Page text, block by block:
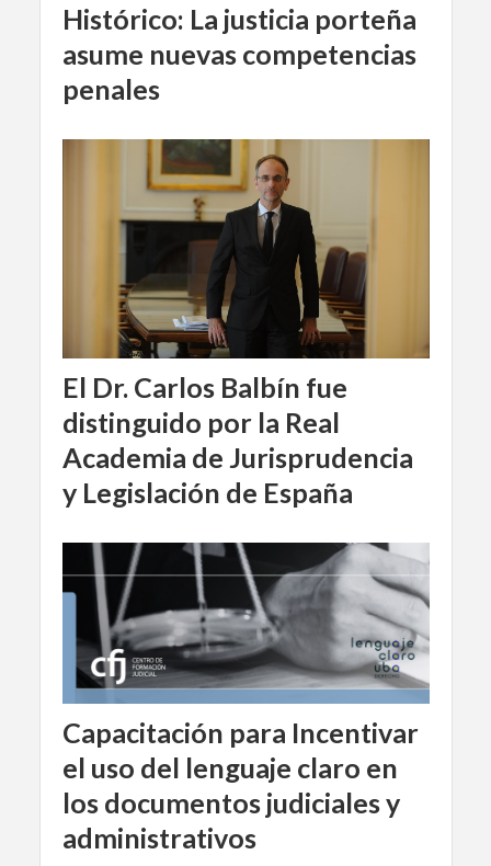
Histórico: La justicia porteña
asume nuevas competencias
penales
El Dr. Carlos Balbín fue
distinguido por la Real
Academia de Jurisprudencia
y Legislación de España
Capacitación para Incentivar
el uso del lenguaje claro en
los documentos judiciales y
administrativos